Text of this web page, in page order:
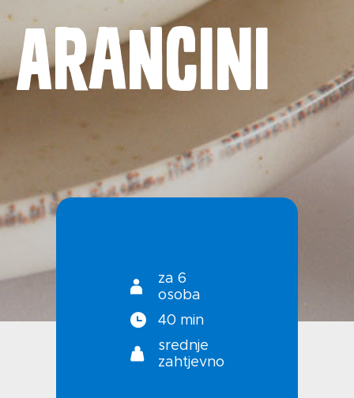
Priča o ABC siru
Novosti
Kontakt
Arancini
za 6
osoba
40 min
srednje
zahtjevno